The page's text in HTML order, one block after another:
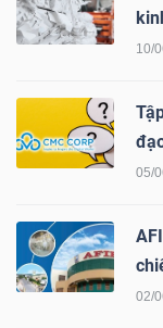
10/
05/
02/
DỮ
Ngành
(-)